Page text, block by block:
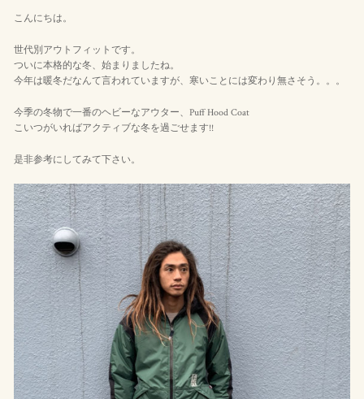
こんにちは。
世代別アウトフィットです。
ついに本格的な冬、始まりましたね。
今年は暖冬だなんて言われていますが、寒いことには変わり無さそう。。。
今季の冬物で一番のヘビーなアウター、Puff Hood Coat
こいつがいればアクティブな冬を過ごせます!!
是非参考にしてみて下さい。